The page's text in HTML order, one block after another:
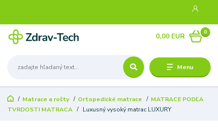
Menu
0
0,00 EUR
Matrace a rošty Ortopedické matrace
MATRACE PODĽA
TVRDOSTI MATRACA
Luxusný vysoký matrac LUXURY